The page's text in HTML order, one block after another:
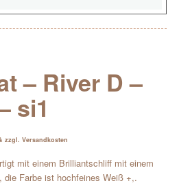
– River D –
si1
zzgl. Versandkosten
mit einem Brilliantschliff mit einem
die Farbe ist hochfeines Weiß +,.